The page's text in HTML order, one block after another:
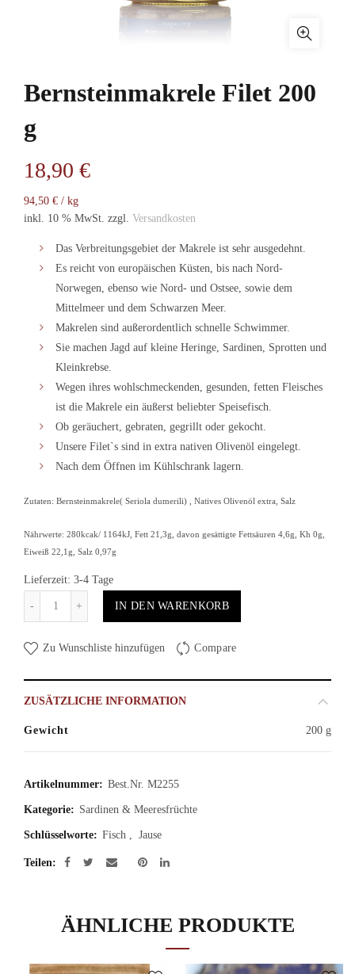
Bernsteinmakrele Filet 200
g
18,90 €
94,50 € / kg
inkl. 10 % MwSt. zzgl. Versandkosten
Das Verbreitungsgebiet der Makrele ist sehr ausgedehnt.
Es reicht von europäischen Küsten, bis nach Nord-
Norwegen, ebenso wie Nord- und Ostsee, sowie dem
Mittelmeer und dem Schwarzen Meer.
Makrelen sind außerordentlich schnelle Schwimmer.
Sie machen Jagd auf kleine Heringe, Sardinen, Sprotten und
Kleinkrebse.
Wegen ihres wohlschmeckenden, gesunden, fetten Fleisches
ist die Makrele ein äußerst beliebter Speisefisch.
Ob geräuchert, gebraten, gegrillt oder gekocht.
Unsere Filet`s sind in extra nativen Olivenöl eingelegt.
Nach dem Öffnen im Kühlschrank lagern.
Zutaten: Bernsteinmakrele( Seriola dumerili) , Natives Olivenöl extra, Salz
Nährwerte: 280kcak/ 1164kJ, Fett 21,3g, davon gesättigte Fettsäuren 4,6g, Kh 0g,
Eiweiß 22,1g, Salz 0,97g
Lieferzeit: 3-4 Tage
Anzahl
IN DEN WARENKORB
Zu Wunschliste hinzufügen Compare
ZUSÄTZLICHE INFORMATION
Gewicht 200 g
Artikelnummer: Best.Nr. M2255
Kategorie: Sardinen & Meeresfrüchte
Schlüsselworte: Fisch , Jause
Teilen
ÄHNLICHE PRODUKTE